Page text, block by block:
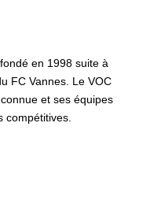
en 1998 suite à
FC Vannes. Le VOC
et ses équipes
compétitives.